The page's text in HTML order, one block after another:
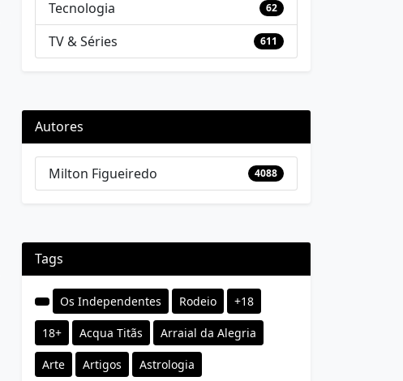
Tecnologia 62
TV & Séries 611
Autores
Milton Figueiredo 4088
Tags
Os Independentes Rodeio +18
18+ Acqua Titãs Arraial da Alegria
Arte Artigos Astrologia